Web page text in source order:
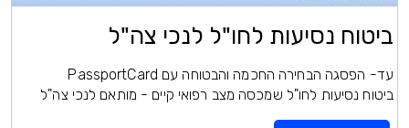
ביטוח נסיעות לחו"ל לנכי צה"ל
עד- הפסגה הבחירה החכמה והבטוחה עם PassportCard
ביטוח נסיעות לחו"ל שמכסה מצב רפואי קיים - מותאם לנכי צה"ל